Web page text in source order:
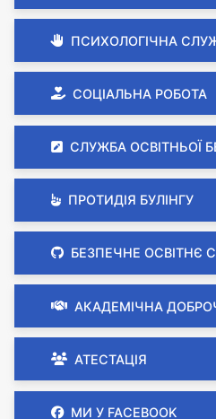
ПСИХОЛОГІЧНА
СОЦІАЛЬНА РОБОТА
СЛУЖБА ОСВІТНЬОЇ
ПРОТИДІЯ БУЛІНГУ
БЕЗПЕЧНЕ ОСВІТНЄ
АКАДЕМІЧНА
АТЕСТАЦІЯ
МИ У FACEBOOK